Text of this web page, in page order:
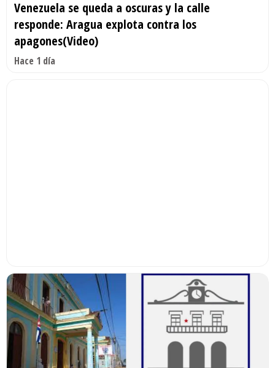
Venezuela se queda a oscuras y la calle
responde: Aragua explota contra los
apagones(Video)
Hace 1 día